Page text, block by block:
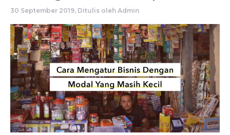
30 September 2019, Ditulis oleh Admin